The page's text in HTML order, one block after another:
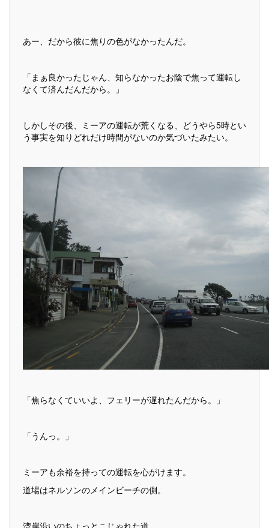
あー、だから彼に焦りの色がなかったんだ。
「まぁ良かったじゃん、知らなかったお陰で焦って運転し
なくて済んだんだから。」
しかしその後、ミーアの運転が荒くなる、どうやら5時とい
う事実を知りどれだけ時間がないのか気づいたみたい。
「焦らなくていいよ、フェリーが遅れたんだから。」
「うんっ。」
ミーアも余裕を持っての運転を心がけます。
道場はネルソンのメインビーチの側。